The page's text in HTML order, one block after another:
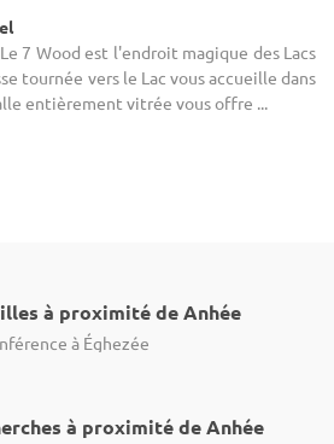
7 Wood est l'endroit magique des Lacs
tournée vers le Lac vous accueille dans
entièrement vitrée vous offre ...
à proximité de Anhée
à Éghezée
à proximité de Anhée